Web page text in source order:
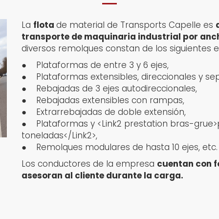
La flota de material de Transports Capelle es
transporte de maquinaria industrial por
diversos remolques constan de los siguientes
● Plataformas de entre 3 y 6 ejes,
● Plataformas extensibles, direccionales y
● Rebajadas de 3 ejes autodireccionales,
● Rebajadas extensibles con rampas,
● Extrarrebajadas de doble extensión,
● Plataformas y <Link2 prestation bras-
toneladas</Link2>,
● Remolques modulares de hasta 10 ejes, etc.
Los conductores de la empresa cuentan con
asesoran al cliente durante la carga.